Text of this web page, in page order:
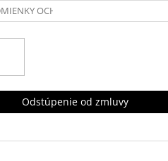
OCHRANY OSOBNÝCH ÚDAJOV
Odstúpenie od zmluvy